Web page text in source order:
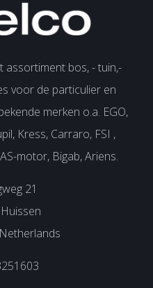
assortiment bos, - tuin,-
voor de particulier en
merken o.a. EGO,
Kress, Carraro, FSI ,
motor, Bigab, Ariens.
21